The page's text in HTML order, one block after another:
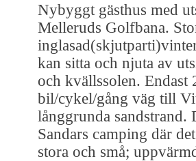
Nybyggt gästhus med
Melleruds Golfbana.
kan sitta och njuta av
och kvällssolen. Endast
bil/cykel/gång väg till
långgrunda sandstrand.
Sandars camping där
stora och små;